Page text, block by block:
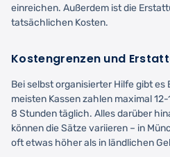
einreichen. Außerdem ist die
tatsächlichen Kosten.
Kostengrenzen und
Bei selbst organisierter Hilfe gibt
meisten Kassen zahlen maximal
8 Stunden täglich. Alles darüber
können die Sätze variieren – in
oft etwas höher als in ländlichen